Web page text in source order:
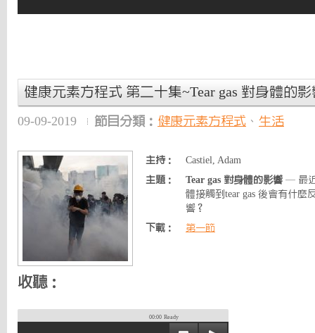
健康元素方程式 第二十集~Tear gas 對身體的影
09-09-2019 節目分類： 健康元素方程式 、 生活
主持：
Castiel, Adam
主題：
Tear gas 對身體的影響 — 最
體接觸到tear gas 後會有什麼
響？
下載：
第一節
收聽：
00:00 Ready